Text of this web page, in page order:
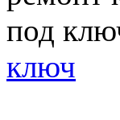
ключ